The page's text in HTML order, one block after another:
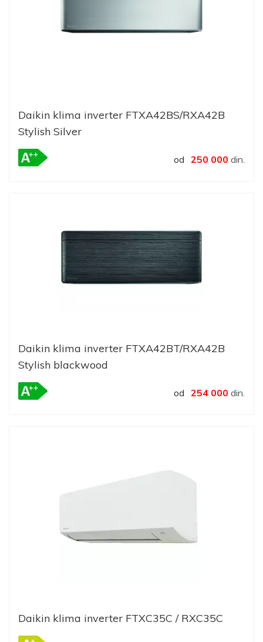
Daikin klima inverter FTXA42BS/RXA42B
Stylish Silver
od 250 000 din.
Daikin klima inverter FTXA42BT/RXA42B
Stylish blackwood
od 254 000 din.
Daikin klima inverter FTXC35C / RXC35C